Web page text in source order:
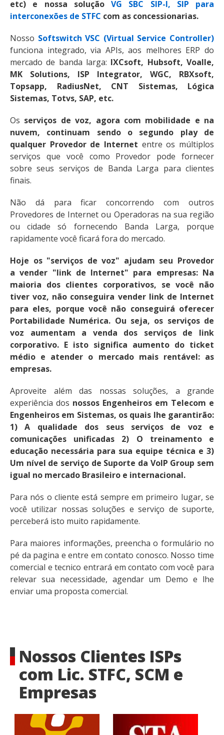
etc) e nossa solução VG SBC SIP-I, SIP para
interconexões de STFC com as concessionarias.
Nosso Softswitch VSC (Virtual Service Controller)
funciona integrado, via APIs, aos melhores ERP do
mercado de banda larga: IXCsoft, Hubsoft, Voalle,
MK Solutions, ISP Integrator, WGC, RBXsoft,
Topsapp, RadiusNet, CNT Sistemas, Lógica
Sistemas, Totvs, SAP, etc.
Os serviços de voz, agora com mobilidade e na
nuvem, continuam sendo o segundo play de
qualquer Provedor de Internet entre os múltiplos
serviços que você como Provedor pode fornecer
sobre seus serviços de Banda Larga para clientes
finais.
Não dá para ficar concorrendo com outros
Provedores de Internet ou Operadoras na sua região
ou cidade só fornecendo Banda Larga, porque
rapidamente você ficará fora do mercado.
Hoje os "serviços de voz" ajudam seu Provedor
a vender "link de Internet" para empresas: Na
maioria dos clientes corporativos, se você não
tiver voz, não conseguira vender link de Internet
para eles, porque você não conseguirá oferecer
Portabilidade Numérica. Ou seja, os serviços de
voz aumentam a venda dos serviços de link
corporativo. E isto significa aumento do ticket
médio e atender o mercado mais rentável: as
empresas.
Aproveite além das nossas soluções, a grande
experiência dos nossos Engenheiros em Telecom e
Engenheiros em Sistemas, os quais lhe garantirão:
1) A qualidade dos seus serviços de voz e
comunicações unificadas 2) O treinamento e
educação necessária para sua equipe técnica e 3)
Um nível de serviço de Suporte da VoIP Group sem
igual no mercado Brasileiro e internacional.
Para nós o cliente está sempre em primeiro lugar, se
você utilizar nossas soluções e serviço de suporte,
perceberá isto muito rapidamente.
Para maiores informações, preencha o formulário no
pé da pagina e entre em contato conosco. Nosso time
comercial e tecnico entrará em contato com você para
relevar sua necessidade, agendar um Demo e lhe
enviar uma proposta comercial.
Nossos Clientes ISPs
com Lic. STFC, SCM e
Empresas